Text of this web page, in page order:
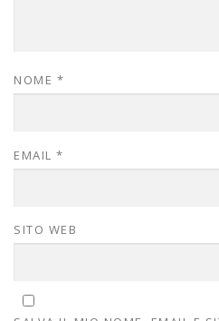
NOME *
EMAIL *
SITO WEB